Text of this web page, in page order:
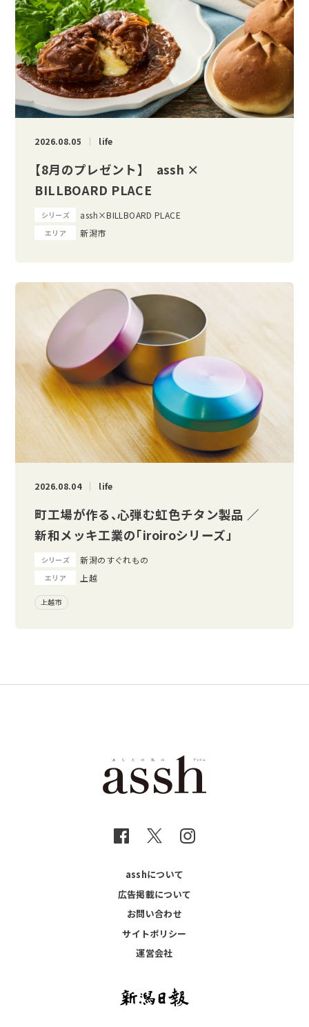
2026.08.05 life
【8月のプレゼント】 assh ×
BILLBOARD PLACE
シリーズ assh×BILLBOARD PLACE
エリア 新潟市
2026.08.04 life
町工場が作る、心弾む虹色チタン製品 ／
新和メッキ工業の「iroiroシリーズ」
シリーズ 新潟のすぐれもの
エリア 上越
上越市
asshについて
広告掲載について
お問い合わせ
サイトポリシー
運営会社